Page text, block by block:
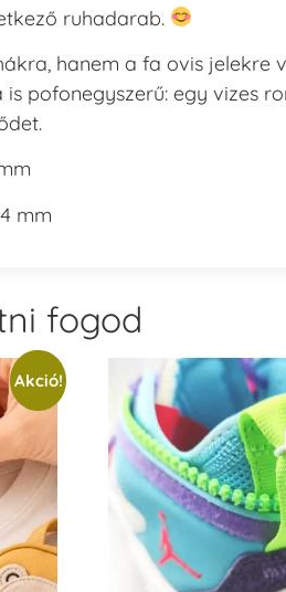
ruhadarab.
hanem a fa ovis jelekre
is pofonegyszerű: egy vizes
mm
fogod
Akció!